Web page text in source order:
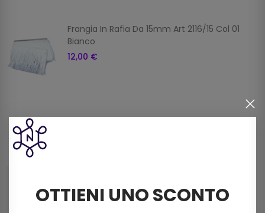
Frangia In Rafia Da 15mm Art 2116/15 Col 01
Bianco
12,00 €
Prodotti della stessa categoria
OTTIENI UNO SCONTO